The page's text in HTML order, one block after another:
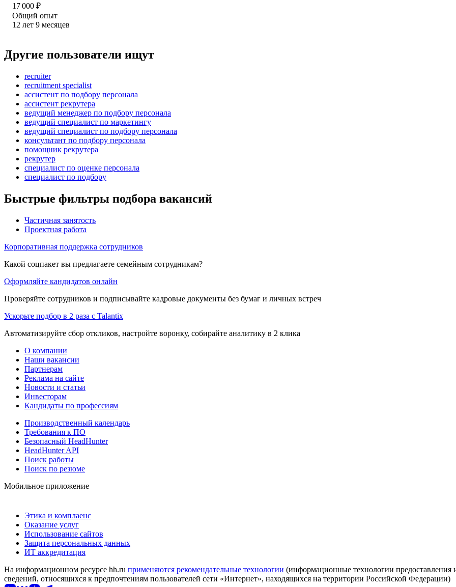
17 000 ₽
Общий опыт
12 лет 9 месяцев
Другие пользователи ищут
recruiter
recruitment specialist
ассистент по подбору персонала
ассистент рекрутера
ведущий менеджер по подбору персонала
ведущий специалист по маркетингу
ведущий специалист по подбору персонала
консультант по подбору персонала
помощник рекрутера
рекрутер
специалист по оценке персонала
специалист по подбору
Быстрые фильтры подбора вакансий
Частичная занятость
Проектная работа
Корпоративная поддержка сотрудников
Какой соцпакет вы предлагаете семейным сотрудникам?
Оформляйте кандидатов онлайн
Проверяйте сотрудников и подписывайте кадровые документы без бумаг и личных встреч
Ускорьте подбор в 2 раза с Talantix
Автоматизируйте сбор откликов, настройте воронку, собирайте аналитику в 2 клика
О компании
Наши вакансии
Партнерам
Реклама на сайте
Новости и статьи
Инвесторам
Кандидаты по профессиям
Производственный календарь
Требования к ПО
Безопасный HeadHunter
HeadHunter API
Поиск работы
Поиск по резюме
Мобильное приложение
Этика и комплаенс
Оказание услуг
Использование сайтов
Защита персональных данных
ИТ аккредитация
На информационном ресурсе hh.ru применяются рекомендательные технологии (информационные технологии предоставления
сведений, относящихся к предпочтениям пользователей сети «Интернет», находящихся на территории Российской Федерации)